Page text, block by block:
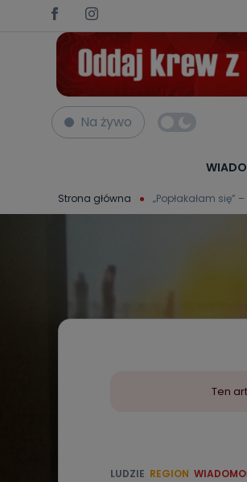
Na żywo
Strona główna „Popłakałam
Ten
LUDZIE REGION